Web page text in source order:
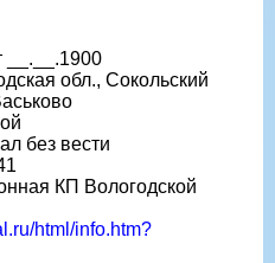
__.__.1900
обл., Сокольский
без вести
КП Вологодской
html/info.htm?